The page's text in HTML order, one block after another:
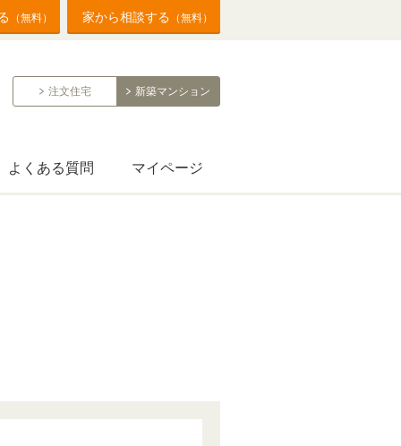
（無料） 家から相談する （無料）
注文住宅 新築マンション
よくある質問 マイページ